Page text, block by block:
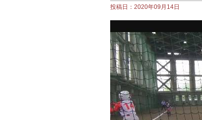
投稿日：2020年09月14日